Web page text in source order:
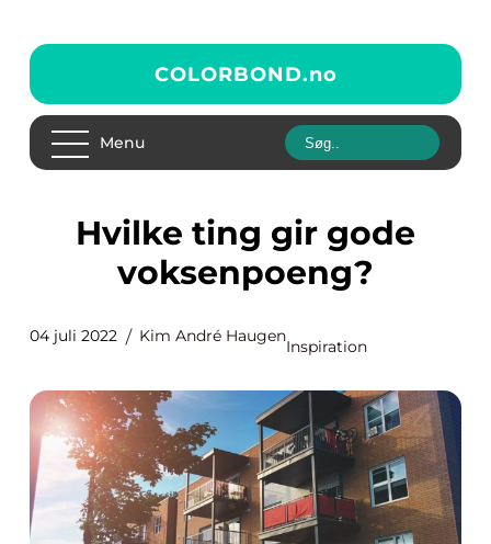
COLORBOND.no
Menu
Hvilke ting gir gode
voksenpoeng?
04 juli 2022 Kim André Haugen
Inspiration